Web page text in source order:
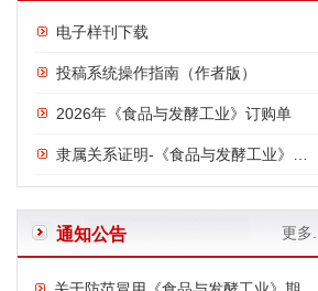
电子样刊下载
投稿系统操作指南（作者版）
2026年《食品与发酵工业》订购单
通知公告 更多...